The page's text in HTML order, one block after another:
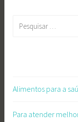
Alimentos para a
Para atender